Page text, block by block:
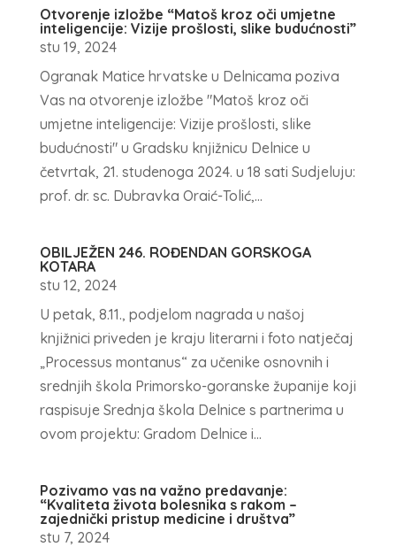
Otvorenje izložbe “Matoš kroz oči umjetne
inteligencije: Vizije prošlosti, slike budućnosti”
stu 19, 2024
Ogranak Matice hrvatske u Delnicama poziva
Vas na otvorenje izložbe "Matoš kroz oči
umjetne inteligencije: Vizije prošlosti, slike
budućnosti" u Gradsku knjižnicu Delnice u
četvrtak, 21. studenoga 2024. u 18 sati Sudjeluju:
prof. dr. sc. Dubravka Oraić-Tolić,...
OBILJEŽEN 246. ROĐENDAN GORSKOGA
KOTARA
stu 12, 2024
U petak, 8.11., podjelom nagrada u našoj
knjižnici priveden je kraju literarni i foto natječaj
„Processus montanus“ za učenike osnovnih i
srednjih škola Primorsko-goranske županije koji
raspisuje Srednja škola Delnice s partnerima u
ovom projektu: Gradom Delnice i...
Pozivamo vas na važno predavanje:
“Kvaliteta života bolesnika s rakom –
zajednički pristup medicine i društva”
stu 7, 2024